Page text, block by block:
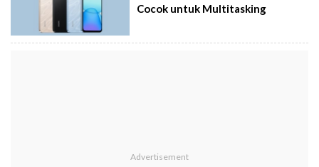
Cocok untuk Multitasking